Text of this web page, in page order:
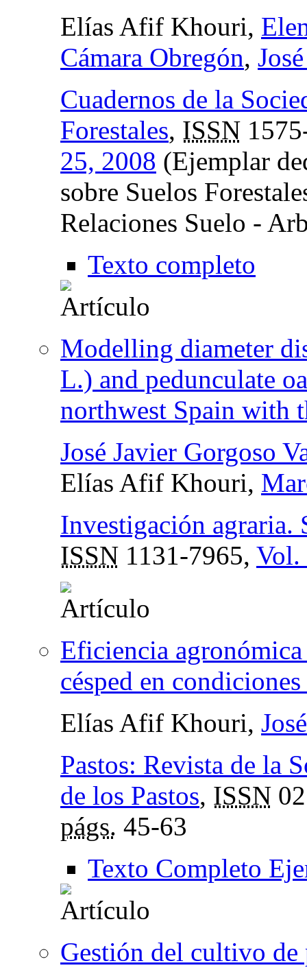
Elías Afif Khouri,
Cámara Obregón,
Cuadernos de la
Forestales, ISSN
25, 2008 (Ejemplar
sobre Suelos
Relaciones Suelo -
Texto completo
Modelling diameter
L.) and pedunculate
northwest Spain with
José Javier Gorgoso
Elías Afif Khouri,
Investigación agraria.
ISSN 1131-7965, Vol.
Eficiencia agronómica
césped en
Elías Afif Khouri,
Pastos: Revista de la
de los Pastos, ISSN
págs. 45-63
Texto Completo
Gestión del cultivo de